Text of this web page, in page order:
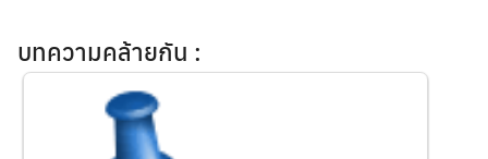
บทความคล้ายกัน :